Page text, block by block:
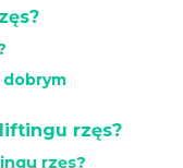
rzęs?
rzęs?